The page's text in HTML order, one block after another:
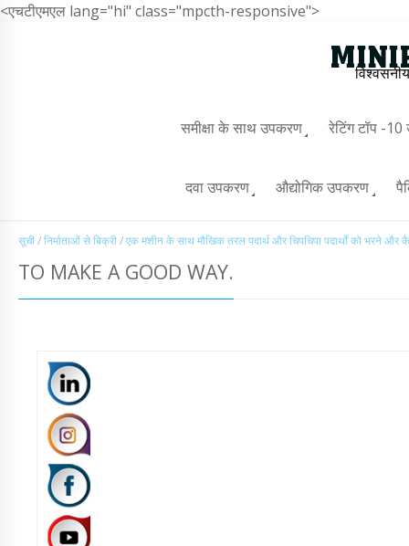
<एचटीएमएल lang="hi" class="mpcth-responsive">
समीक्षा के साथ उपकरण रेटिंग टॉप -
दवा उपकरण औद्योगिक उपकरण
सूची/निर्माताओं से बिक्री/एक मशीन के साथ मौखिक तरल पदार्थ और चिपचिपा पदार्थों को भरने और
TO MAKE A GOOD WAY.